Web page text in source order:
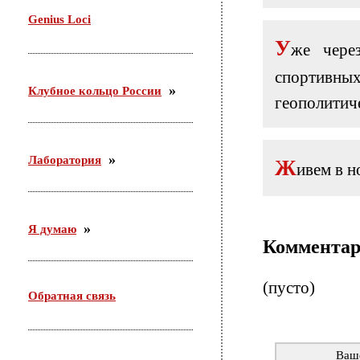
29 октября проводила семинар в Доме молодежи
Железнодорожного района г. Новосибирска. Тема:
«Актуальные подходы организации работы с
молодежью по месту жительства».
Genius Loci
Клубное кольцо России
Лаборатория
Я думаю
Обратная связь
Уже
Живем в
(пусто)